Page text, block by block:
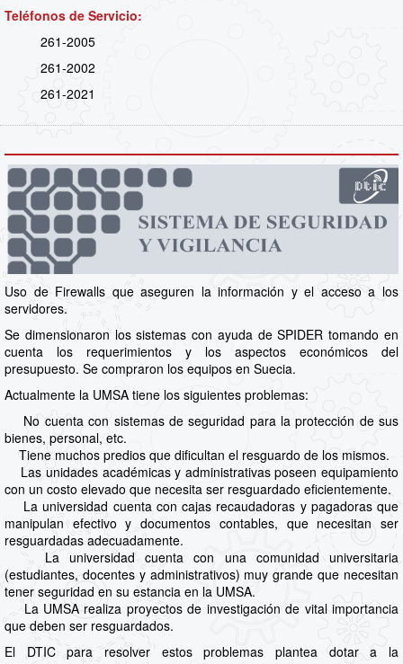
Teléfonos de Servicio:
261-2005
261-2002
261-2021
Uso de Firewalls que aseguren la información y el acceso a los
servidores.
Se dimensionaron los sistemas con ayuda de SPIDER tomando en
cuenta los requerimientos y los aspectos económicos del
presupuesto. Se compraron los equipos en Suecia.
Actualmente la UMSA tiene los siguientes problemas:
No cuenta con sistemas de seguridad para la protección de sus
bienes, personal, etc.
Tiene muchos predios que dificultan el resguardo de los mismos.
Las unidades académicas y administrativas poseen equipamiento
con un costo elevado que necesita ser resguardado eficientemente.
La universidad cuenta con cajas recaudadoras y pagadoras que
manipulan efectivo y documentos contables, que necesitan ser
resguardadas adecuadamente.
La universidad cuenta con una comunidad universitaria
(estudiantes, docentes y administrativos) muy grande que necesitan
tener seguridad en su estancia en la UMSA.
La UMSA realiza proyectos de investigación de vital importancia
que deben ser resguardados.
El DTIC para resolver estos problemas plantea dotar a la